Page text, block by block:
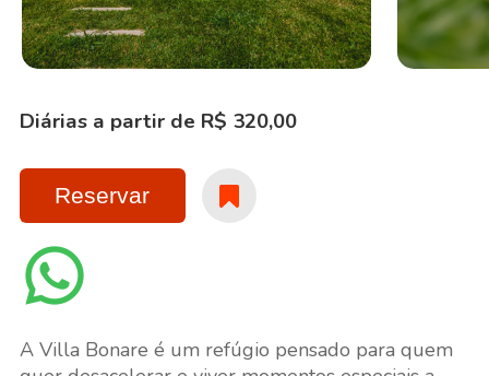
Diárias a partir de R$ 320,00
Reservar
A Villa Bonare é um refúgio pensado para quem